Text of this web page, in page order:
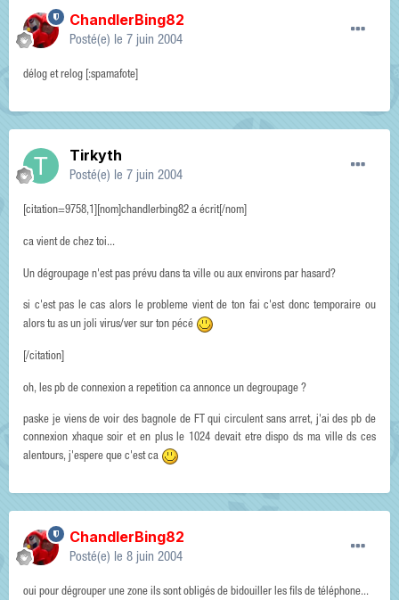
ChandlerBing82
Posté(e) le 7 juin 2004
délog et relog [:spamafote]
Tirkyth
Posté(e) le 7 juin 2004
[citation=9758,1][nom]chandlerbing82 a écrit[/nom]
ca vient de chez toi...
Un dégroupage n'est pas prévu dans ta ville ou aux environs par hasard?
si c'est pas le cas alors le probleme vient de ton fai c'est donc temporaire ou
alors tu as un joli virus/ver sur ton pécé
[/citation]
oh, les pb de connexion a repetition ca annonce un degroupage ?
paske je viens de voir des bagnole de FT qui circulent sans arret, j'ai des pb de
connexion xhaque soir et en plus le 1024 devait etre dispo ds ma ville ds ces
alentours, j'espere que c'est ca
ChandlerBing82
Posté(e) le 8 juin 2004
oui pour dégrouper une zone ils sont obligés de bidouiller les fils de téléphone...